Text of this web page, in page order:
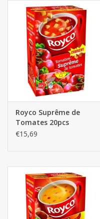
Royco Suprême de
Tomates 20pcs
€15,69